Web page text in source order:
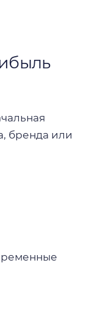
бренда или